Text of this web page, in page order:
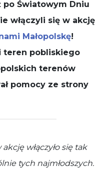
Światowym Dniu
włączyli się w akcję
Małopolskę!
teren pobliskiego
terenów
pomocy ze strony
włączyło się tak
tych najmłodszych.
działała jak
najlepiej
podczas
Twojej wizyty.
te pliki cookie,
funkcje znikną
internetowej.